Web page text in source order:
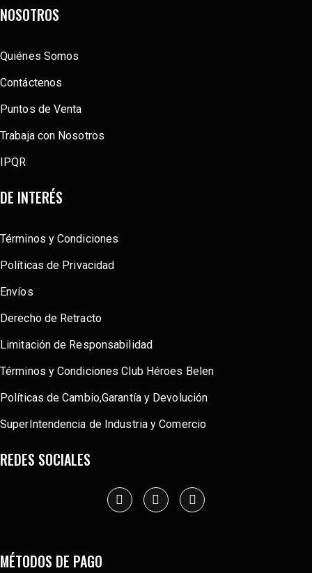
NOSOTROS
Quiénes Somos
Contáctenos
Puntos de Venta
Trabaja con Nosotros
IPQR
DE INTERÉS
Términos y Condiciones
Políticas de Privacidad
Envíos
Derecho de Retracto
Limitación de Responsabilidad
Términos y Condiciones Club Héroes Belen
Políticas de Cambio,Garantía y Devolución
SuperIntendencia de Industria y Comercio
REDES SOCIALES
MÉTODOS DE PAGO